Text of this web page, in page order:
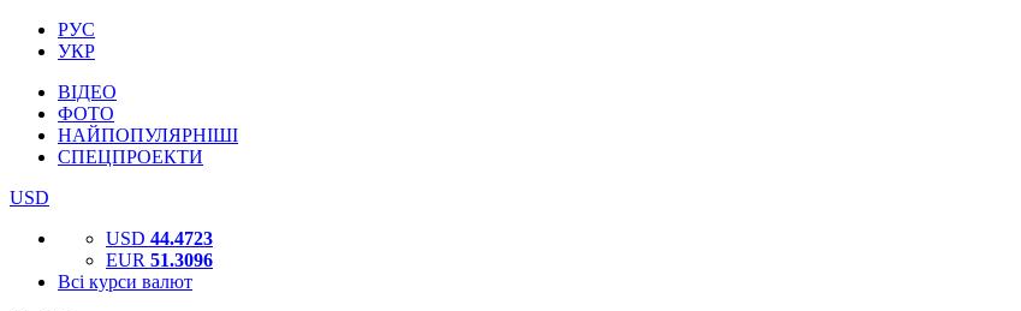
РУС
УКР
ВІДЕО
ФОТО
НАЙПОПУЛЯРНІШІ
СПЕЦПРОЕКТИ
USD
USD 44.4723
EUR 51.3096
Всі курси валют